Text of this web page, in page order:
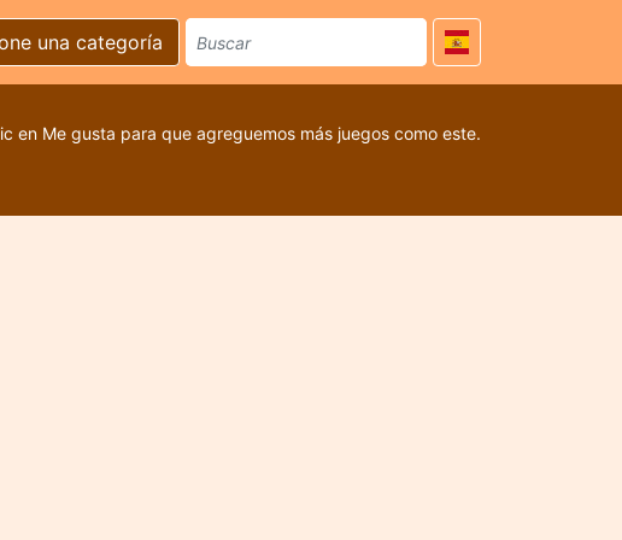
una categoría
en Me gusta para que agreguemos más juegos como este.